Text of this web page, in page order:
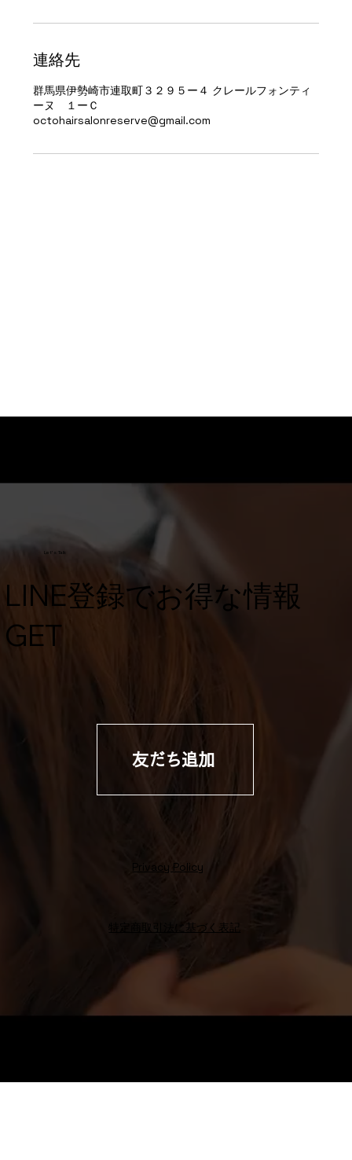
連絡先
群馬県伊勢崎市連取町３２９５ー４ クレールフォンティ
ーヌ １ーＣ
octohairsalonreserve@gmail.com
Privacy Policy
Let's Talk
​LINE登録でお得な情報
GET
友だち追加
特定商取引法に基づく表記